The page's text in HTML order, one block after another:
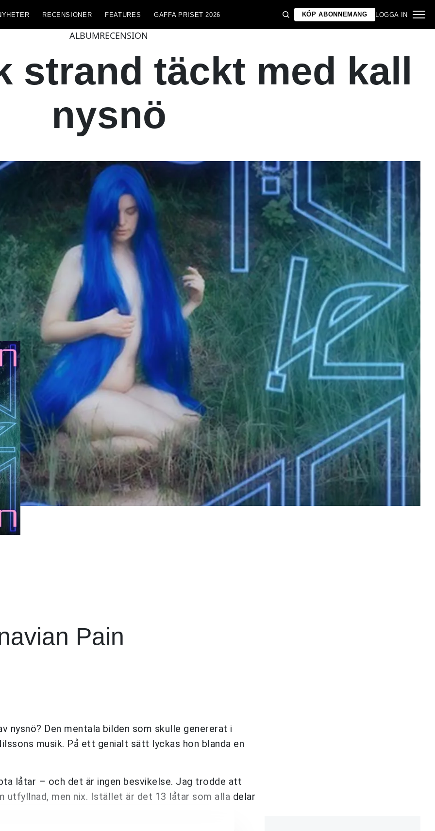
RECENSIONER FEATURES GAFFA PRISET 2026 KÖP ABONNEMANG LOGGA IN
ALBUMRECENSION
strand täckt med kall
nysnö
Pain
nysnö? Den mentala bilden som skulle genererat i
musik. På ett genialt sätt lyckas hon blanda en
låtar – och det är ingen besvikelse. Jag trodde att
utfyllnad, men nix. Istället är det 13 låtar som alla delar